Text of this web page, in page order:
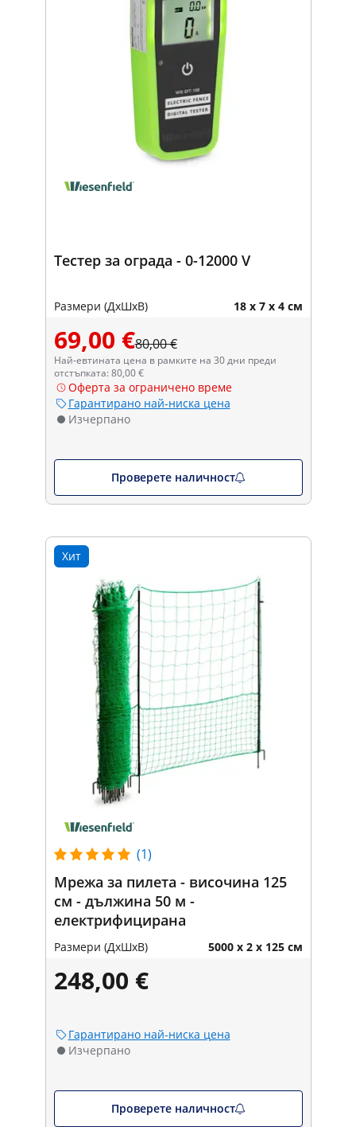
Тестер за ограда - 0-12000 V
Размери (ДxШxВ) 18 x 7 x 4 см
69,00 €80,00 €
Най-евтината цена в рамките на 30 дни преди
отстъпката: 80,00 €
Оферта за ограничено време
Гарантирано най-ниска цена
Изчерпано
Проверете наличност
Хит
(1)
Мрежа за пилета - височина 125
см - дължина 50 м -
електрифицирана
Размери (ДxШxВ) 5000 x 2 x 125 см
248,00 €
Гарантирано най-ниска цена
Изчерпано
Проверете наличност